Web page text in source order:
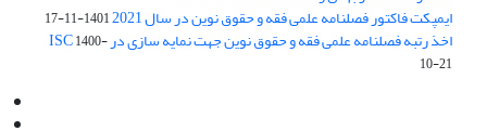
ایمپکت فاکتور فصلنامه علمی فقه و حقوق نوین در سال 2021 1401-11-17
اخذ رتبه فصلنامه علمی فقه و حقوق نوین جهت نمایه سازی در ISC1400-
10-21